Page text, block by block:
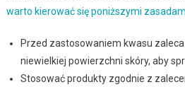
warto kierować się poniższymi
Przed zastosowaniem kwasu
niewielkiej powierzchni skóry, aby
Stosować produkty zgodnie z